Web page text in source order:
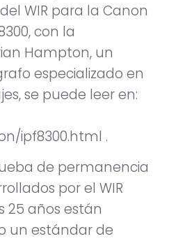
WIR para la Canon
con la
Hampton, un
especializado en
se puede leer en:
ipf8300.html .
de permanencia
por el WIR
25 años están
un estándar de